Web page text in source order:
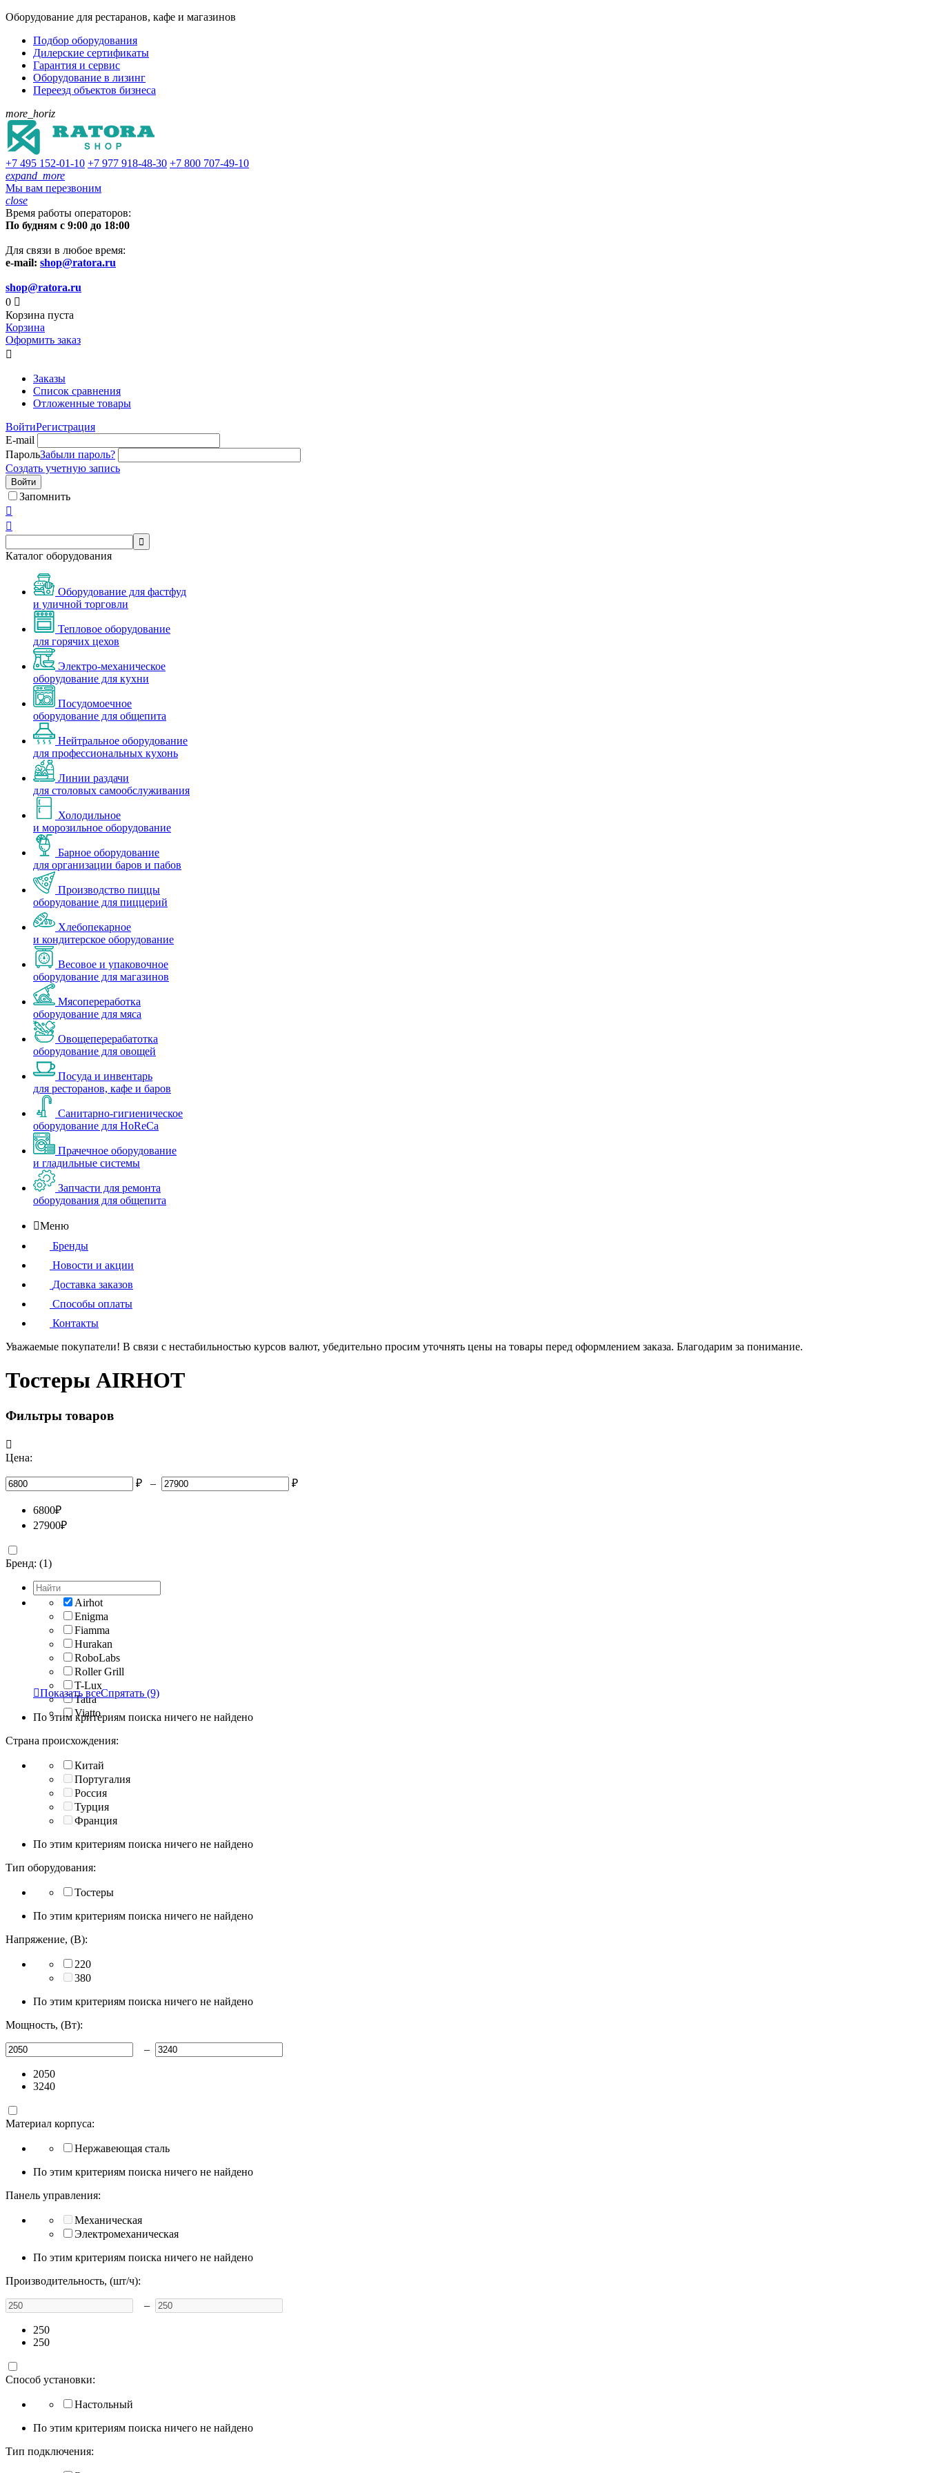
Оборудование для рестаранов, кафе и магазинов
Подбор оборудования
Дилерские сертификаты
Гарантия и сервис
Оборудование в лизинг
Переезд объектов бизнеса
more_horiz
+7 495 152-01-10 +7 977 918-48-30 +7 800 707-49-10
expand_more
Мы вам перезвоним
close
Время работы операторов:
По будням с 9:00 до 18:00
Для связи в любое время:
e-mail: shop@ratora.ru
shop@ratora.ru
0 
Корзина пуста
Корзина
Оформить заказ

Заказы
Список сравнения
Отложенные товары
ВойтиРегистрация
E-mail
ПарольЗабыли пароль?
Создать учетную запись
Войти
Запомнить



Каталог оборудования
Оборудование для фастфуд
и уличной торговли
Тепловое оборудование
для горячих цехов
Электро-механическое
оборудование для кухни
Посудомоечное
оборудование для общепита
Нейтральное оборудование
для профессиональных кухонь
Линии раздачи
для столовых самообслуживания
Холодильное
и морозильное оборудование
Барное оборудование
для организации баров и пабов
Производство пиццы
оборудование для пиццерий
Хлебопекарное
и кондитерское оборудование
Весовое и упаковочное
оборудование для магазинов
Мясопереработка
оборудование для мяса
Овощеперерабатотка
оборудование для овощей
Посуда и инвентарь
для ресторанов, кафе и баров
Санитарно-гигиеническое
оборудование для HoReCa
Прачечное оборудование
и гладильные системы
Запчасти для ремонта
оборудования для общепита
Меню
Бренды
Новости и акции
Доставка заказов
Способы оплаты
Контакты
Уважаемые покупатели! В связи с нестабильностью курсов валют, убедительно просим уточнять цены на товары перед оформлением заказа. Благодарим за понимание.
Тостеры AIRHOT
Фильтры товаров

Цена:
₽ – ₽
6800₽
27900₽
Бренд: (1)
Airhot
Enigma
Fiamma
Hurakan
RoboLabs
Roller Grill
T-Lux
Tatra
Viatto
Показать всеСпрятать (9)
По этим критериям поиска ничего не найдено
Страна происхождения:
Китай
Португалия
Россия
Турция
Франция
По этим критериям поиска ничего не найдено
Тип оборудования:
Тостеры
По этим критериям поиска ничего не найдено
Напряжение, (В):
220
380
По этим критериям поиска ничего не найдено
Мощность, (Вт):
–
2050
3240
Материал корпуса:
Нержавеющая сталь
По этим критериям поиска ничего не найдено
Панель управления:
Механическая
Электромеханическая
По этим критериям поиска ничего не найдено
Производительность, (шт/ч):
–
250
250
Способ установки:
Настольный
По этим критериям поиска ничего не найдено
Тип подключения: